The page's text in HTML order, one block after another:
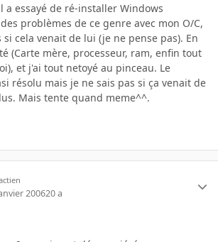
a essayé de ré-installer Windows
problèmes de ce genre avec mon O/C,
cela venait de lui (je ne pense pas). En
(Carte mère, processeur, ram, enfin tout
et j'ai tout netoyé au pinceau. Le
résolu mais je ne sais pas si ça venait de
Mais tente quand meme^^.
200620 a